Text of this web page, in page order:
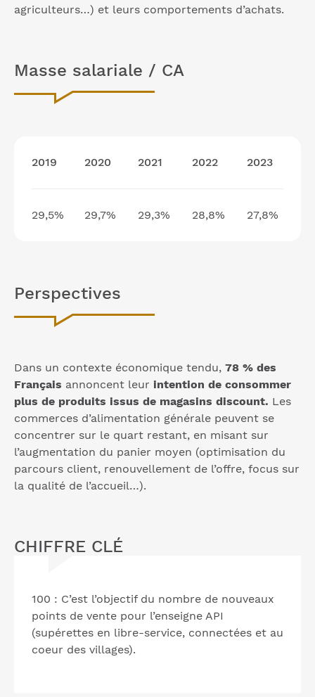
agriculteurs…) et leurs comportements d’achats.
Masse salariale / CA
2019 2020 2021 2022 2023
29,5% 29,7% 29,3% 28,8% 27,8%
Perspectives
Dans un contexte économique tendu, 78 % des
Français annoncent leur intention de consommer
plus de produits issus de magasins discount. Les
commerces d’alimentation générale peuvent se
concentrer sur le quart restant, en misant sur
l’augmentation du panier moyen (optimisation du
parcours client, renouvellement de l’offre, focus sur
la qualité de l’accueil…).
CHIFFRE CLÉ
100 : C’est l’objectif du nombre de nouveaux
points de vente pour l’enseigne API
(supérettes en libre-service, connectées et au
coeur des villages).